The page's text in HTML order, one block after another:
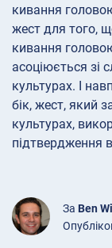
кивання
жест для того,
кивання
асоціюється зі
культурах. І
бік, жест, який
культурах,
підтвердження в
За Ben